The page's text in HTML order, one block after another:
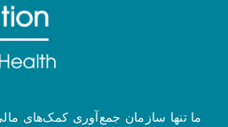
ما تنها سازمان جمع‌آوری کمک‌های